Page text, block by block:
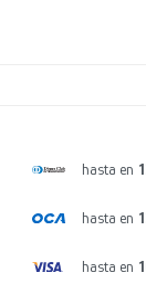
hasta en
hasta en
hasta en